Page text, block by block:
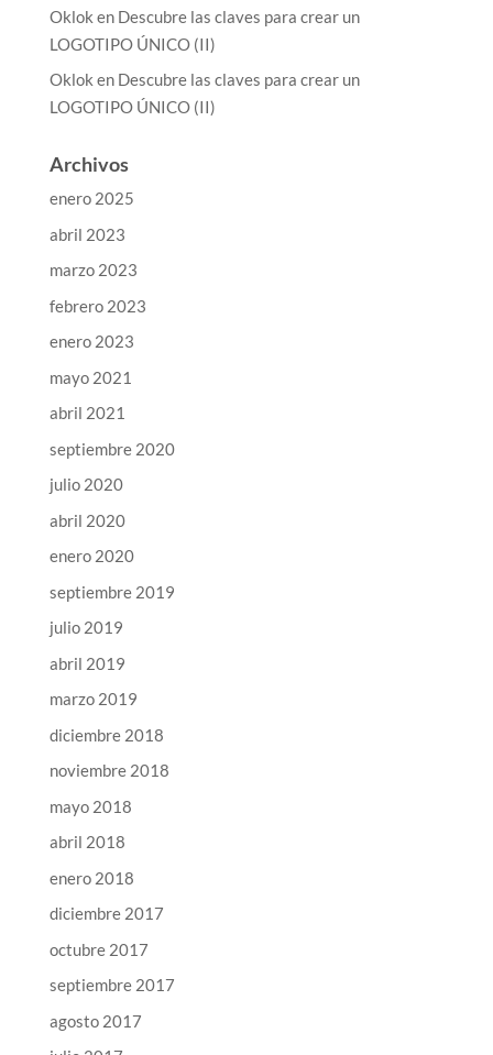
Oklok en Descubre las claves para crear un
LOGOTIPO ÚNICO (II)
Oklok en Descubre las claves para crear un
LOGOTIPO ÚNICO (II)
Archivos
enero 2025
abril 2023
marzo 2023
febrero 2023
enero 2023
mayo 2021
abril 2021
septiembre 2020
julio 2020
abril 2020
enero 2020
septiembre 2019
julio 2019
abril 2019
marzo 2019
diciembre 2018
noviembre 2018
mayo 2018
abril 2018
enero 2018
diciembre 2017
octubre 2017
septiembre 2017
agosto 2017